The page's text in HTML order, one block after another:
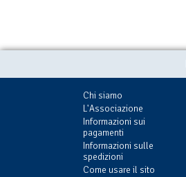
Chi siamo
L'Associazione
Informazioni sui
pagamenti
Informazioni sulle
spedizioni
Come usare il sito